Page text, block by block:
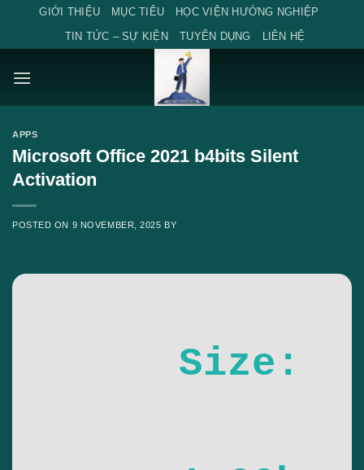
content
GIỚI THIỆU MỤC TIÊU
HỌC VIỆN HƯỚNG NGHIỆP
TIN TỨC – SỰ KIỆN
TUYỂN DỤNG LIÊN HỆ
APPS
Microsoft Office 2021 b4bits Silent
Activation
POSTED ON 9 NOVEMBER, 2025 BY
Size: